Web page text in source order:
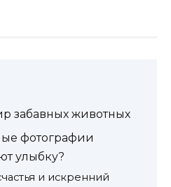
забавных животных
фотографии
улыбку?
и искренний